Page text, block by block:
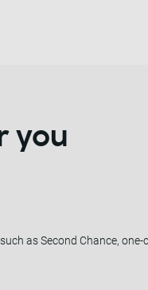
you
as Second Chance, one-